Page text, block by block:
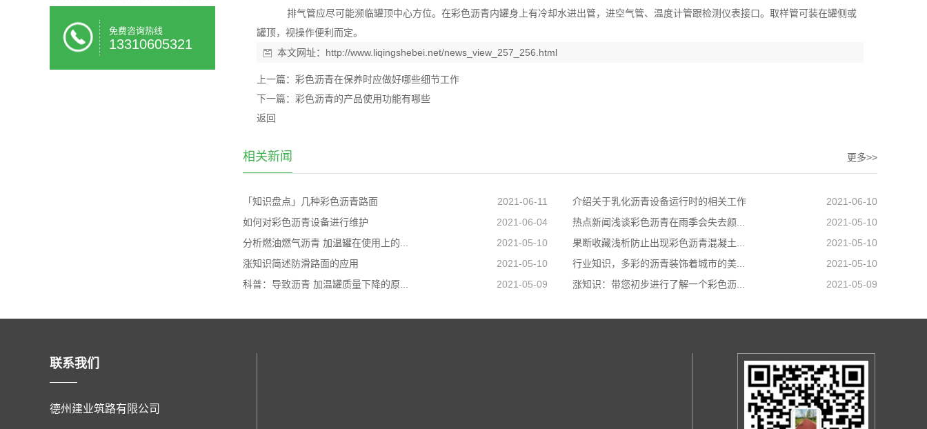
免费咨询热线
13310605321
排气管应尽可能濒临罐顶中心方位。在彩色沥青内罐身上有冷却水进出管，进空气管、温度计管跟检测仪表接口。取样管可装在罐侧或
罐顶，视操作便利而定。
本文网址： http://www.liqingshebei.net/news_view_257_256.html
上一篇： 彩色沥青在保养时应做好哪些细节工作
下一篇： 彩色沥青的产品使用功能有哪些
返回
相关新闻 更多>>
「知识盘点」几种彩色沥青路面 2021-06-11 介绍关于乳化沥青设备运行时的相关工作
2021-06-10
如何对彩色沥青设备进行维护
2021-06-04 热点新闻浅谈彩色沥青在雨季会失去颜...
2021-05-10
分析燃油燃气沥青 加温罐在使用上的...
2021-05-10 果断收藏浅析防止出现彩色沥青混凝土...
2021-05-10
涨知识简述防滑路面的应用
2021-05-10 行业知识，多彩的沥青装饰着城市的美...
2021-05-10
科普：导致沥青 加温罐质量下降的原...
2021-05-09 涨知识：带您初步进行了解一个彩色沥... 2021-05-09
联系我们
德州建业筑路有限公司